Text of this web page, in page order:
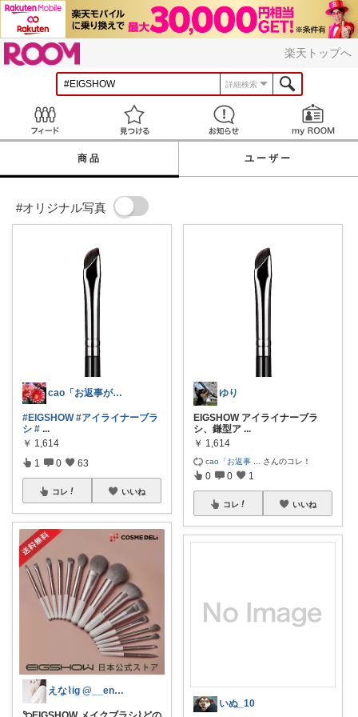
楽天トップへ
詳細検索
見つける お知らせ
商品 ユーザー
#オリジナル写真
cao「お返事が出来ずごめんなさい」
#EIGSHOW #アイライナーブラ
シ # ...
￥ 1,614
1 0 63
コレ いいね
えな⌇ig @__ena_ot_
ゆり
EIGSHOW アイライナーブラ
シ、鎌型ア ...
￥ 1,614
cao「お返事 さんのコレ！
0 0 1
コレ いいね
いぬ_10